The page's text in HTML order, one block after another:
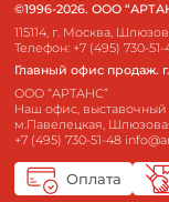
©1996-2026. ООО
115114, г. Москва,
Телефон: +7 (495) 730-51-
Главный офис продаж.
ООО “АРТАНС”
Наш офис, выставочный
м.Павелецкая,
+7 (495) 730-51-48
Оплата